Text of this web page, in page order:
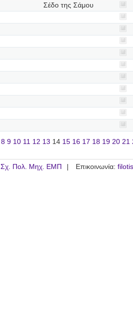
Σέδο της Σάμου
8 9 10 11 12 13 14 15 16 17 18 19 20 21
Σχ. Πολ. Μηχ. ΕΜΠ Επικοινωνία: